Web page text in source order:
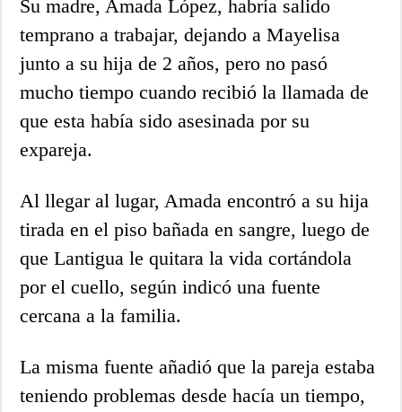
Su madre, Amada López, habría salido
temprano a trabajar, dejando a Mayelisa
junto a su hija de 2 años, pero no pasó
mucho tiempo cuando recibió la llamada de
que esta había sido asesinada por su
expareja.
Al llegar al lugar, Amada encontró a su hija
tirada en el piso bañada en sangre, luego de
que Lantigua le quitara la vida cortándola
por el cuello, según indicó una fuente
cercana a la familia.
La misma fuente añadió que la pareja estaba
teniendo problemas desde hacía un tiempo,